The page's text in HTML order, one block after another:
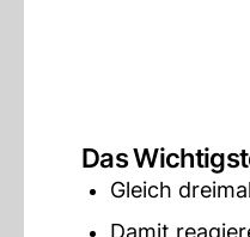
Das
Gleich
Damit